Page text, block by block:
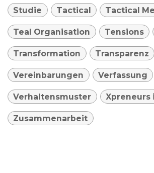
Studie Tactical Tactical
Teal Organisation Tensions
Transformation Transparenz
Vereinbarungen Verfassung
Verhaltensmuster Xpreneurs
Zusammenarbeit